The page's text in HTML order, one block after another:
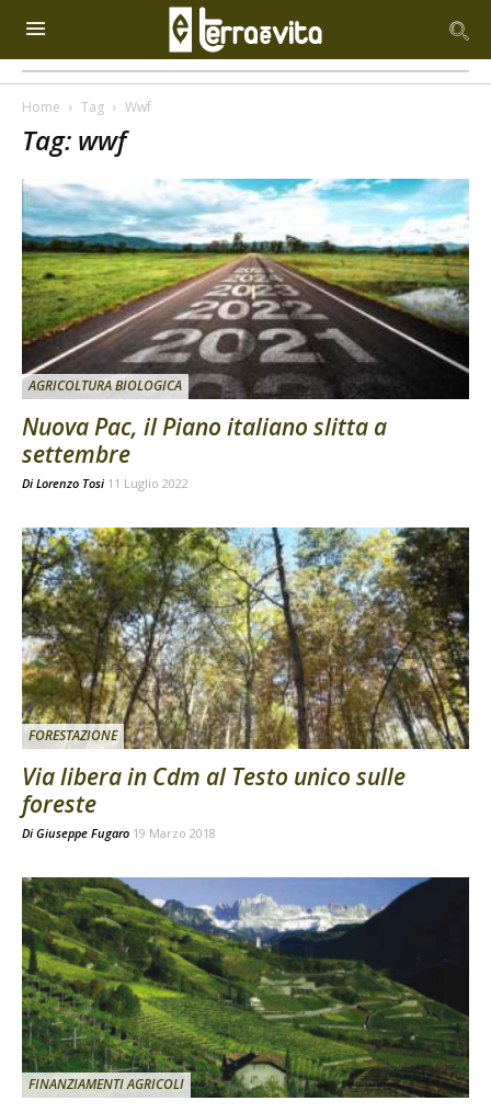
Home Tag Wwf
Tag: wwf
AGRICOLTURA BIOLOGICA
Nuova Pac, il Piano italiano slitta a
settembre
Di Lorenzo Tosi 11 Luglio 2022
FORESTAZIONE
Via libera in Cdm al Testo unico sulle
foreste
Di Giuseppe Fugaro 19 Marzo 2018
FINANZIAMENTI AGRICOLI